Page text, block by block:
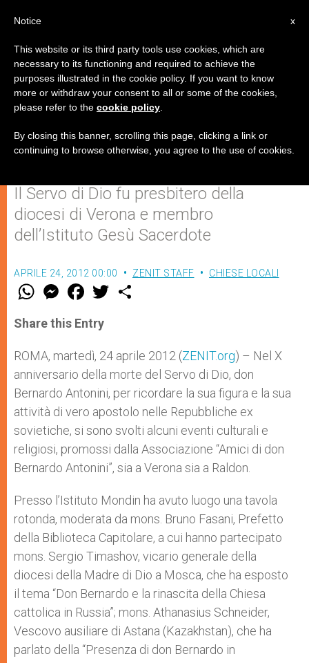
Le celebrazioni per il X
anniversario della morte di don
Bernardo Antonini
Il Servo di Dio fu presbitero della
diocesi di Verona e membro
dell’Istituto Gesù Sacerdote
APRILE 24, 2012 00:00 ZENIT STAFF CHIESE LOCALI
W
t
s
p
p
M
e
s
e
g
e
r
F
a
e
b
o
k
w
Share this Entry
ROMA, martedì, 24 aprile 2012 (ZENIT.org) – Nel X
anniversario della morte del Servo di Dio, don
Bernardo Antonini, per ricordare la sua figura e la sua
attività di vero apostolo nelle Repubbliche ex
sovietiche, si sono svolti alcuni eventi culturali e
religiosi, promossi dalla Associazione “Amici di don
Bernardo Antonini”, sia a Verona sia a Raldon.
Presso l’Istituto Mondin ha avuto luogo una tavola
rotonda, moderata da mons. Bruno Fasani, Prefetto
della Biblioteca Capitolare, a cui hanno partecipato
mons. Sergio Timashov, vicario generale della
diocesi della Madre di Dio a Mosca, che ha esposto
il tema “Don Bernardo e la rinascita della Chiesa
cattolica in Russia”; mons. Athanasius Schneider,
Vescovo ausiliare di Astana (Kazakhstan), che ha
parlato della “Presenza di don Bernardo in
x
Notice
This website or its third party tools use cookies, which are
necessary to its functioning and required to achieve the
purposes illustrated in the cookie policy. If you want to know
more or withdraw your consent to all or some of the cookies,
please refer to the cookie policy
By closing this banner, scrolling this page, clicking a link or
continuing to browse otherwise, you agree to the use of cookies.